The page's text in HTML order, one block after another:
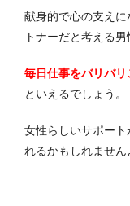
献身的で心の支え
トナーだと考える
毎日仕事をバリバ
といえるでしょう。
女性らしいサポー
れるかもしれません